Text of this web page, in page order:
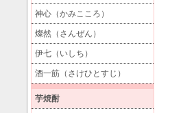
神心（かみこころ）
燦然（さんぜん）
伊七（いしち）
酒一筋（さけひとすじ）
芋焼酎